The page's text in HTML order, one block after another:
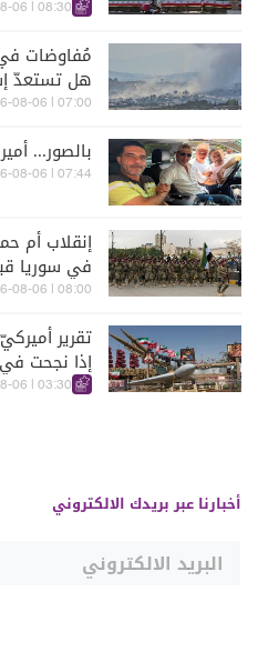
الكواليس
08:30 | 2026-08-06
مُفاوضات
هل تستعدّ
07:00 | 2026-08-06
بالصور...
07:44 | 2026-08-06
إنقلاب أم
في سوريا
08:00 | 2026-08-06
تقرير
إذا نجحت
الآسيويّة
03:30 | 2026-08-06
أخبارنا عبر بريدك الالكتروني